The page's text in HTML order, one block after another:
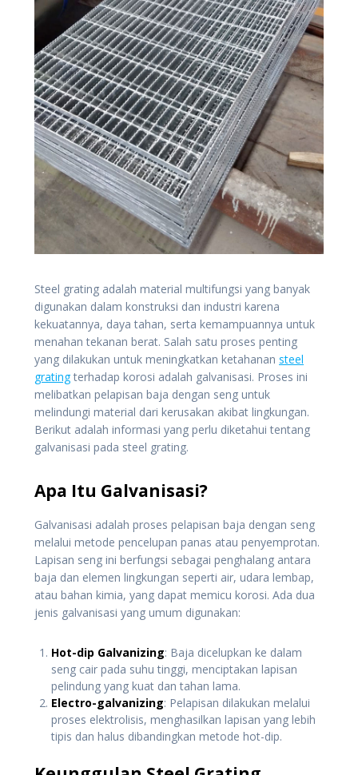
Steel grating adalah material multifungsi yang banyak
digunakan dalam konstruksi dan industri karena
kekuatannya, daya tahan, serta kemampuannya untuk
menahan tekanan berat. Salah satu proses penting
yang dilakukan untuk meningkatkan ketahanan steel
gratingterhadap korosi adalah galvanisasi. Proses ini
melibatkan pelapisan baja dengan seng untuk
melindungi material dari kerusakan akibat lingkungan.
Berikut adalah informasi yang perlu diketahui tentang
galvanisasi pada steel grating.
Apa Itu Galvanisasi?
Galvanisasi adalah proses pelapisan baja dengan seng
melalui metode pencelupan panas atau penyemprotan.
Lapisan seng ini berfungsi sebagai penghalang antara
baja dan elemen lingkungan seperti air, udara lembap,
atau bahan kimia, yang dapat memicu korosi. Ada dua
jenis galvanisasi yang umum digunakan:
Hot-dip Galvanizing: Baja dicelupkan ke dalam
seng cair pada suhu tinggi, menciptakan lapisan
pelindung yang kuat dan tahan lama.
Electro-galvanizing: Pelapisan dilakukan melalui
proses elektrolisis, menghasilkan lapisan yang lebih
tipis dan halus dibandingkan metode hot-dip.